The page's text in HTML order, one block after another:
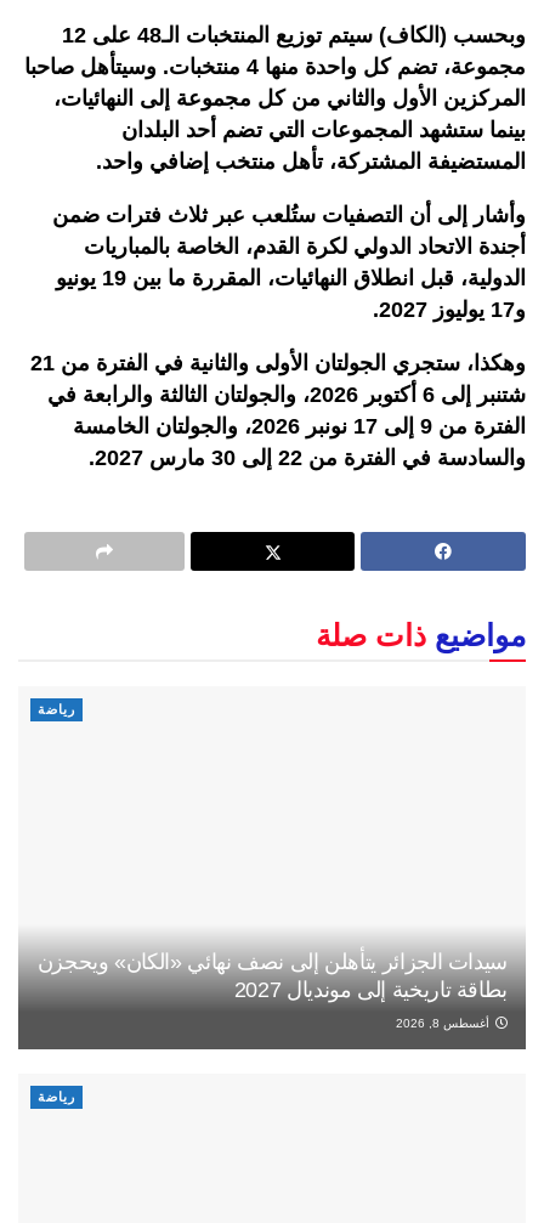
وبحسب (الكاف) سيتم توزيع المنتخبات الـ48 على 12
مجموعة، تضم كل واحدة منها 4 منتخبات. وسيتأهل صاحبا
المركزين الأول والثاني من كل مجموعة إلى النهائيات،
بينما ستشهد المجموعات التي تضم أحد البلدان
المستضيفة المشتركة، تأهل منتخب إضافي واحد.
وأشار إلى أن التصفيات ستُلعب عبر ثلاث فترات ضمن
أجندة الاتحاد الدولي لكرة القدم، الخاصة بالمباريات
الدولية، قبل انطلاق النهائيات، المقررة ما بين 19 يونيو
و17 يوليوز 2027.
وهكذا، ستجري الجولتان الأولى والثانية في الفترة من 21
شتنبر إلى 6 أكتوبر 2026، والجولتان الثالثة والرابعة في
الفترة من 9 إلى 17 نونبر 2026، والجولتان الخامسة
والسادسة في الفترة من 22 إلى 30 مارس 2027.
مواضيع ذات صلة
رياضة
سيدات الجزائر يتأهلن إلى نصف نهائي «الكان» ويحجزن
بطاقة تاريخية إلى مونديال 2027
أغسطس 8, 2026
رياضة